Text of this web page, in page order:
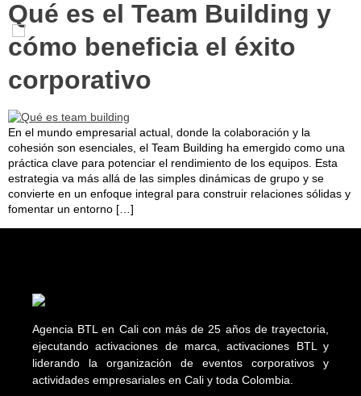
Qué es el Team Building y
cómo beneficia el éxito
corporativo
En el mundo empresarial actual, donde la colaboración y la
cohesión son esenciales, el Team Building ha emergido como una
práctica clave para potenciar el rendimiento de los equipos. Esta
estrategia va más allá de las simples dinámicas de grupo y se
convierte en un enfoque integral para construir relaciones sólidas y
fomentar un entorno […]
Agencia BTL en Cali con más de 25 años de trayectoria,
ejecutando activaciones de marca, activaciones BTL y
liderando la organización de eventos corporativos y
actividades empresariales en Cali y toda Colombia.